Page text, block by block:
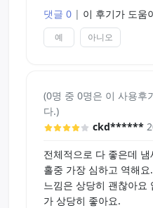
댓글 0 | 이 후기가 도움
예 아니오
(0명 중 0명은 이 사용후
다.)
ckd******
전체적으로 다 좋은데
홀중 가장 심하고 역해
느낌은 상당히 괜찮아요
가 상당히 좋아요.